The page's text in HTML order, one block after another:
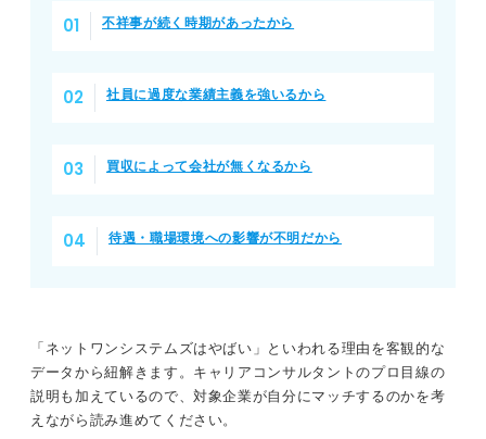
不祥事が続く時期があったから
社員に過度な業績主義を強いるから
買収によって会社が無くなるから
待遇・職場環境への影響が不明だから
「ネットワンシステムズはやばい」といわれる理由を客観的な
データから紐解きます。キャリアコンサルタントのプロ目線の
説明も加えているので、対象企業が自分にマッチするのかを考
えながら読み進めてください。